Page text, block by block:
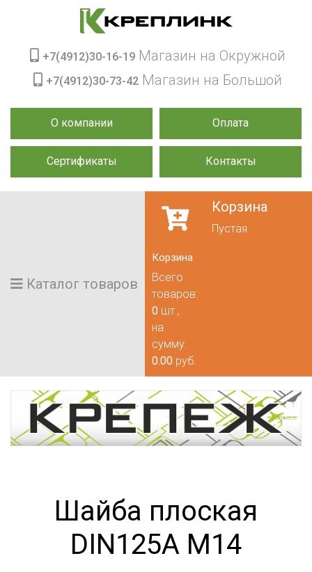
О компании Оплата
Сертификаты Контакты
+7(4912)30-16-19 Магазин на Окружной
+7(4912)30-73-42 Магазин на Большой
Каталог товаров
Корзина
Пустая
Корзина
Всего
товаров:
0 шт.,
на
сумму:
0.00 руб.
Шайба плоская
DIN125А М14